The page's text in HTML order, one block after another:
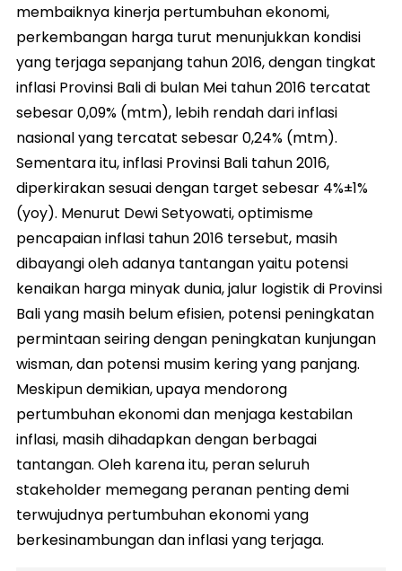
membaiknya kinerja pertumbuhan ekonomi,
perkembangan harga turut menunjukkan kondisi
yang terjaga sepanjang tahun 2016, dengan tingkat
inflasi Provinsi Bali di bulan Mei tahun 2016 tercatat
sebesar 0,09% (mtm), lebih rendah dari inflasi
nasional yang tercatat sebesar 0,24% (mtm).
Sementara itu, inflasi Provinsi Bali tahun 2016,
diperkirakan sesuai dengan target sebesar 4%±1%
(yoy). Menurut Dewi Setyowati, optimisme
pencapaian inflasi tahun 2016 tersebut, masih
dibayangi oleh adanya tantangan yaitu potensi
kenaikan harga minyak dunia, jalur logistik di Provinsi
Bali yang masih belum efisien, potensi peningkatan
permintaan seiring dengan peningkatan kunjungan
wisman, dan potensi musim kering yang panjang.
Meskipun demikian, upaya mendorong
pertumbuhan ekonomi dan menjaga kestabilan
inflasi, masih dihadapkan dengan berbagai
tantangan. Oleh karena itu, peran seluruh
stakeholder memegang peranan penting demi
terwujudnya pertumbuhan ekonomi yang
berkesinambungan dan inflasi yang terjaga.